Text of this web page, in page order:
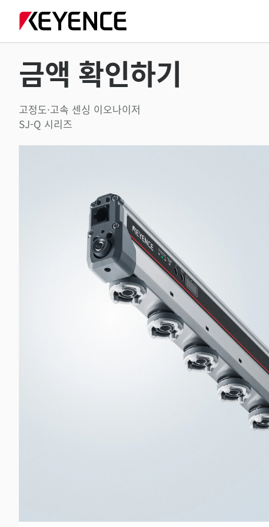
금액 확인하기
고정도·고속 센싱 이오나이저
SJ-Q 시리즈